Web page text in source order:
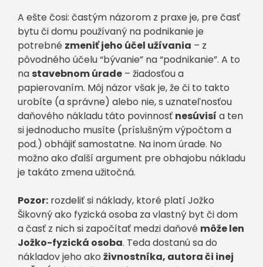
A ešte čosi: častým názorom z praxe je, pre časť
bytu či domu používaný na podnikanie je
potrebné zmeniť jeho účel užívania – z
pôvodného účelu “bývanie” na “podnikanie”. A to
na stavebnom úrade – žiadosťou a
papierovaním. Môj názor však je, že či to takto
urobíte (a správne) alebo nie, s uznateľnosťou
daňového nákladu táto povinnosť nesúvisí a ten
si jednoducho musíte (príslušným výpočtom a
pod.) obhájiť samostatne. Na inom úrade. No
možno ako ďalší argument pre obhajobu nákladu
je takáto zmena užitočná.
Pozor: rozdeliť si náklady, ktoré platí Jožko
Šikovný ako fyzická osoba za vlastný byt či dom
a časť z nich si započítať medzi daňové môže len
Jožko-fyzická osoba. Teda dostanú sa do
nákladov jeho ako živnostníka, autora či inej